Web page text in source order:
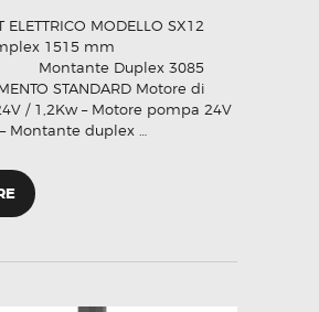
ELETTRICO MODELLO SX12
Simplex 1515 mm
Duplex 3085
STANDARD Motore di
/ 1,2Kw – Motore pompa 24V
Montante duplex …